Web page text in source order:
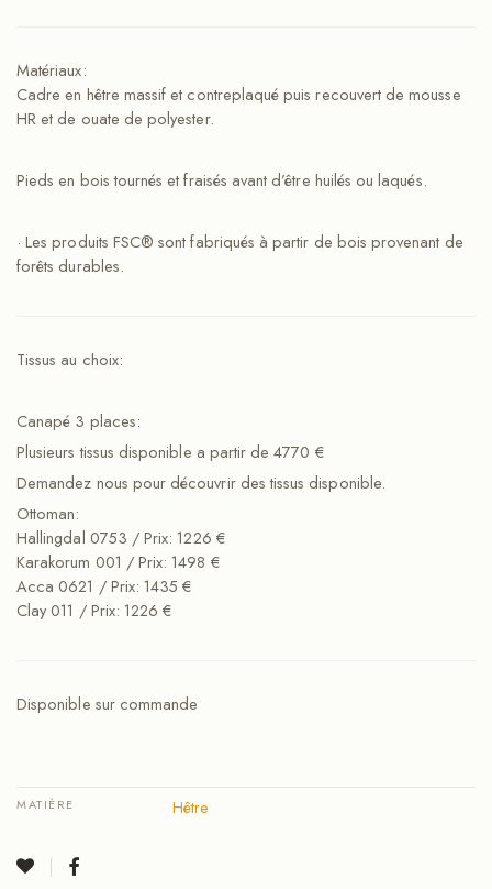
Matériaux:
Cadre en hêtre massif et contreplaqué puis recouvert de mousse
HR et de ouate de polyester.
Pieds en bois tournés et fraisés avant d’être huilés ou laqués.
· Les produits FSC® sont fabriqués à partir de bois provenant de
forêts durables.
Tissus au choix:
Canapé 3 places:
Plusieurs tissus disponible a partir de 4770 €
Demandez nous pour découvrir des tissus disponible.
Ottoman:
Hallingdal 0753 / Prix: 1226 €
Karakorum 001 / Prix: 1498 €
Acca 0621 / Prix: 1435 €
Clay 011 / Prix: 1226 €
Disponible sur commande
MATIÈRE Hêtre